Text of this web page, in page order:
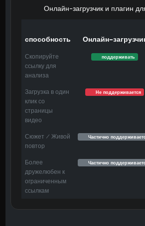
Онлайн-загрузчик и плагин
способность Онлайн-
Скопируйте
ссылку для
анализа
поддерживать
Загрузка в один
клик со
страницы
видео
Не поддерживается
Сюжет / Живой
повтор
Частично
Более
дружелюбен к
ограниченным
ссылкам
Частично